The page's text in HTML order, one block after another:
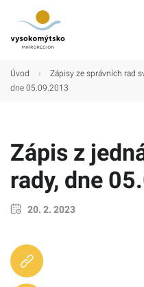
Úvod › Zápisy ze správních rad
dne 05.09.2013
Zápis z
rady, dne
20. 2. 2023
Úvod
Turistické cíle
Kultura
Kontakt